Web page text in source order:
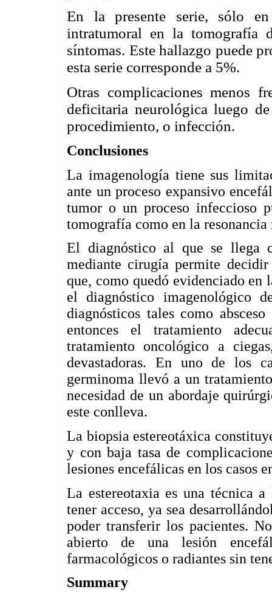
En la presente serie, sólo
intratumoral en la tomografía
síntomas. Este hallazgo puede
esta serie corresponde a 5%.
Otras complicaciones menos
deficitaria neurológica luego
procedimiento, o infección.
Conclusiones
La imagenología tiene sus
ante un proceso expansivo
tumor o un proceso infeccioso
tomografía como en la resonancia
El diagnóstico al que se llega
mediante cirugía permite
que, como quedó evidenciado en
el diagnóstico imagenológico
diagnósticos tales como
entonces el tratamiento
tratamiento oncológico a
devastadoras. En uno de los
germinoma llevó a un
necesidad de un abordaje
este conlleva.
La biopsia estereotáxica
y con baja tasa de
lesiones encefálicas en los casos
La estereotaxia es una técnica
tener acceso, ya sea
poder transferir los pacientes.
abierto de una lesión
farmacológicos o radiantes sin
Summary